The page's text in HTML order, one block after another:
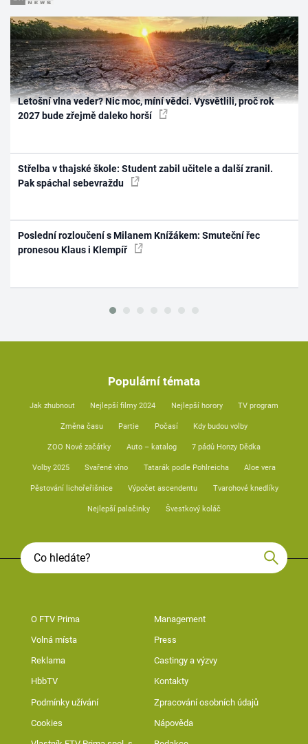
Letošní vlna veder? Nic moc, míní vědci. Vysvětlili, proč rok
2027 bude zřejmě daleko horší
Střelba v thajské škole: Student zabil učitele a další zranil.
Pak spáchal sebevraždu
Poslední rozloučení s Milanem Knížákem: Smuteční řec
pronesou Klaus i Klempíř
Populární témata
Jak zhubnout Nejlepší filmy 2024 Nejlepší horory TV program
Změna času Partie Počasí Kdy budou volby
ZOO Nové začátky Auto – katalog 7 pádů Honzy Dědka
Volby 2025 Svařené víno Tatarák podle Pohlreicha Aloe vera
Pěstování lichořeřišnice Výpočet ascendentu Tvarohové knedlíky
Nejlepší palačinky Švestkový koláč
O FTV Prima Management
Volná místa Press
Reklama Castingy a výzvy
HbbTV Kontakty
Podmínky užívání Zpracování osobních údajů
Cookies Nápověda